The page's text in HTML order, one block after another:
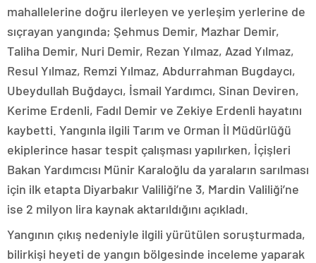
mahallelerine doğru ilerleyen ve yerleşim yerlerine de
sıçrayan yangında; Şehmus Demir, Mazhar Demir,
Taliha Demir, Nuri Demir, Rezan Yılmaz, Azad Yılmaz,
Resul Yılmaz, Remzi Yılmaz, Abdurrahman Bugdaycı,
Ubeydullah Buğdaycı, İsmail Yardımcı, Sinan Deviren,
Kerime Erdenli, Fadıl Demir ve Zekiye Erdenli hayatını
kaybetti. Yangınla ilgili Tarım ve Orman İl Müdürlüğü
ekiplerince hasar tespit çalışması yapılırken, İçişleri
Bakan Yardımcısı Münir Karaloğlu da yaraların sarılması
için ilk etapta Diyarbakır Valiliği’ne 3, Mardin Valiliği’ne
ise 2 milyon lira kaynak aktarıldığını açıkladı.
Yangının çıkış nedeniyle ilgili yürütülen soruşturmada,
bilirkişi heyeti de yangın bölgesinde inceleme yaparak